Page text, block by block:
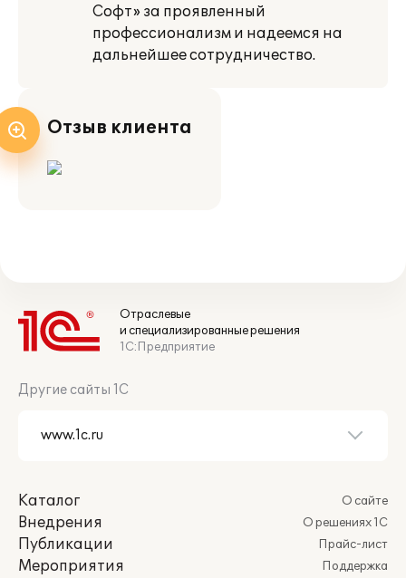
Софт» за проявленный
профессионализм и надеемся на
дальнейшее сотрудничество.
Отзыв клиента
Отраслевые
и специализированные решения
1С:Предприятие
Другие сайты 1С
Каталог
Внедрения
Публикации
Мероприятия
О сайте
О решениях 1С
Прайс-лист
Поддержка